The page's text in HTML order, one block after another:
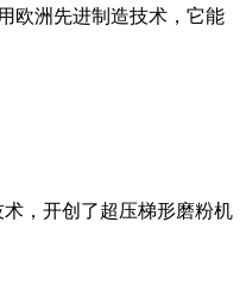
欧洲先进制造技术，它能
，开创了超压梯形磨粉机